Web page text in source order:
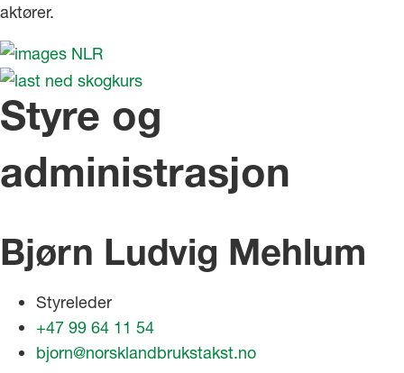
aktører.
Styre og
administrasjon
Bjørn Ludvig Mehlum
Styreleder
+47 99 64 11 54
bjorn@norsklandbrukstakst.no